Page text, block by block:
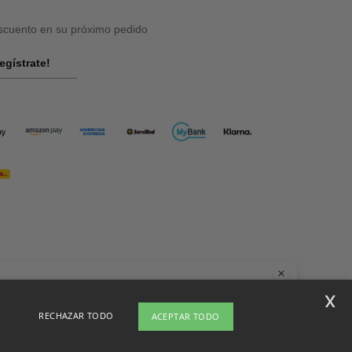
en su próximo pedido
RECHAZAR TODO ACEPTAR TODO
x
dudas o preguntas, puedes escribirnos en cualquier momento. Nuestro
está aquí para ayudarte.